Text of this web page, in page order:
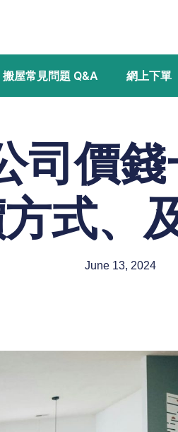
搬屋常見問題 Q&A 網上下單
司價
式、
June 13, 2024